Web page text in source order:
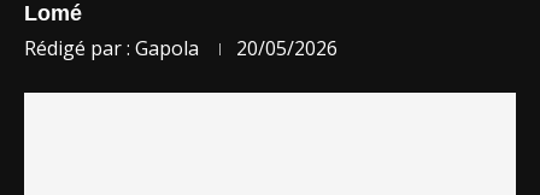
Lomé
Rédigé par : Gapola 20/05/2026